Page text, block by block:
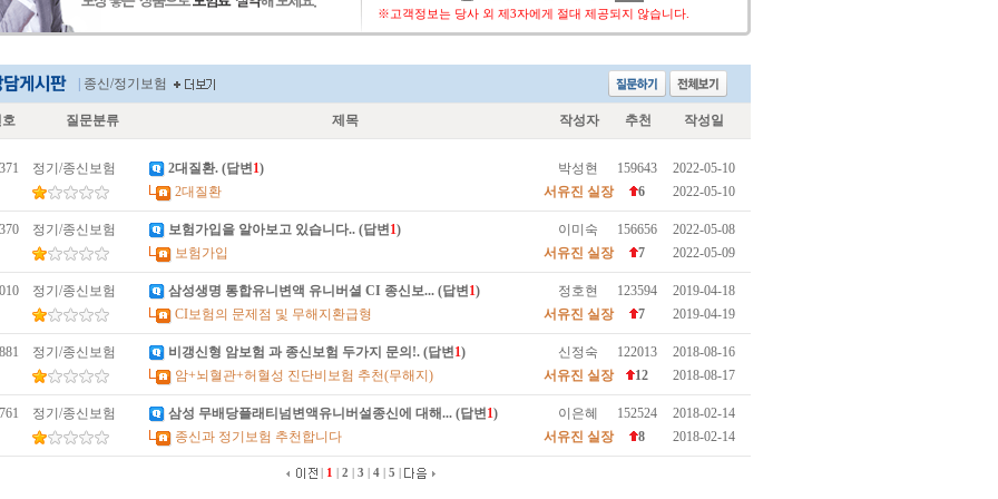
종신/정기보험
호 질문분류 제목 작성자 추천 작성일
정기/종신보험 2대질환. (답변1) 박성현 159643
2022-05-10
2대질환
서유진 실장 6 2022-05-10
정기/종신보험 보험가입을 알아보고 있습니다.. (답변1) 이미숙 156656
2022-05-08
보험가입
서유진 실장 7 2022-05-09
정기/종신보험 삼성생명 통합유니변액 유니버셜 CI 종신보... (답변1) 정호현 123594
2019-04-18
CI보험의 문제점 및 무해지환급형
서유진 실장 7 2019-04-19
정기/종신보험 비갱신형 암보험 과 종신보험 두가지 문의!. (답변1) 신정숙 122013
2018-08-16
암+뇌혈관+허혈성 진단비보험 추천(무해지)
서유진 실장 12 2018-08-17
정기/종신보험 삼성 무배당플래티넘변액유니버설종신에 대해... (답변1) 이은혜 152524
2018-02-14
종신과 정기보험 추천합니다
서유진 실장 8 2018-02-14
| 1 | 2 | 3 | 4 | 5 |